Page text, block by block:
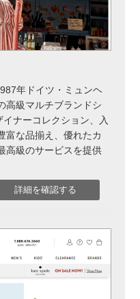
年ドイツ・ミュンヘ
高級マルチブランドシ
ナーコレクション、入
富な品揃え、優れたカ
高級のサービスを提供
詳細を確認する